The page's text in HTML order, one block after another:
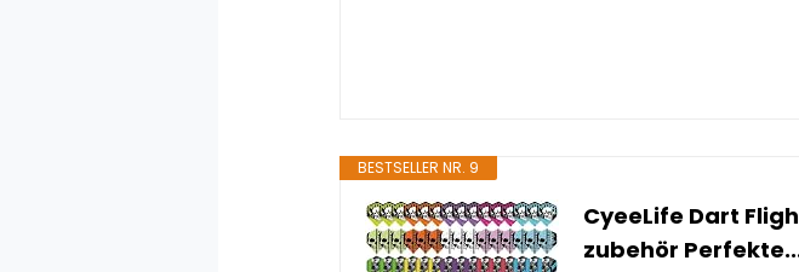
BESTSELLER NR. 9
CyeeLife Dart
zubehör